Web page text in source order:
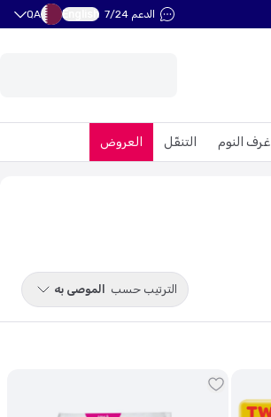
الدعم 7/24 English
QA
العروض التنقّل غرف النوم
الترتيب حسب الموصى به